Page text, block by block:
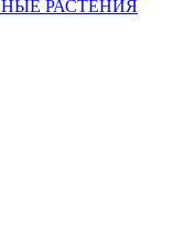
РАСТЕНИЯ